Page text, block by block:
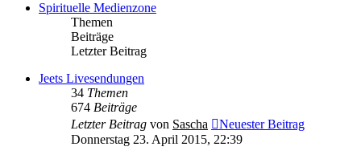
Spirituelle Medienzone
Themen
Beiträge
Letzter Beitrag
Jeets Livesendungen
34 Themen
674 Beiträge
Letzter Beitrag von Sascha
Neuester Beitrag
Donnerstag 23. April 2015, 22:39